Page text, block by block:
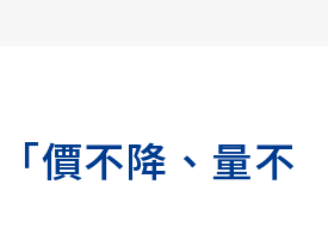
價不降、量不